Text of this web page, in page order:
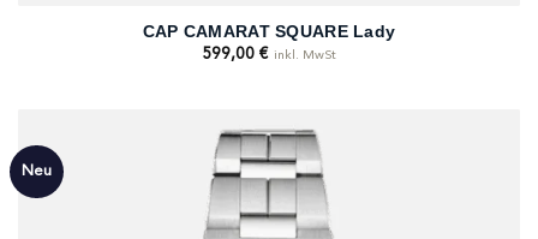
CAP CAMARAT SQUARE Lady
599,00 € inkl. MwSt
Neu